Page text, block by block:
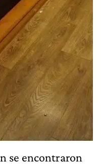
se encontraron